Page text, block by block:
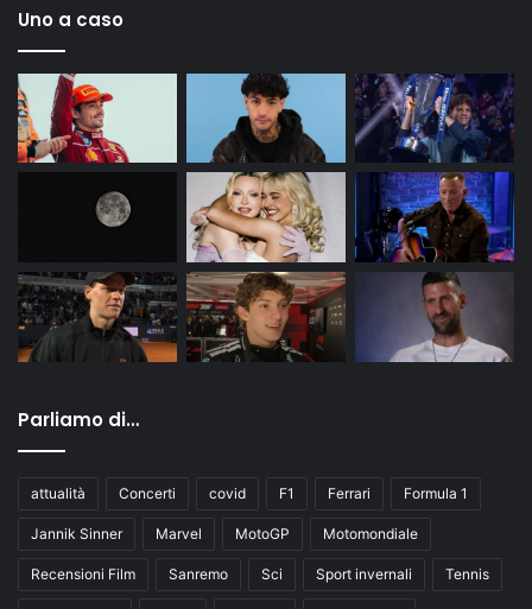
Uno a caso
Parliamo di…
attualità Concerti covid F1 Ferrari Formula 1
Jannik Sinner Marvel MotoGP Motomondiale
Recensioni Film Sanremo Sci Sport invernali Tennis